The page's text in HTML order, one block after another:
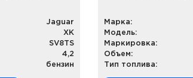
Jaguar
XK
SV8TS
4,2
бензин
Марка:
Модель:
Маркировка:
Объем:
Тип топлива: